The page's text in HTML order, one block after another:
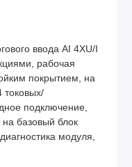
ввода AI 4XU/I
рабочая
покрытием, на
токовых/
подключение,
на базовый блок
модуля,